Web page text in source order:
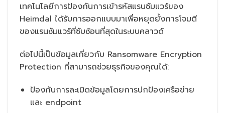
เทคโนโลยีการป้องกันการเข้ารหัสแรนซัมแวร์ของ
Heimdal ได้รับการออกแบบมาเพื่อหยุดยั้งการโจมตี
ของแรนซัมแวร์ที่ซับซ้อนที่สุดในระบบคลาวด์
ต่อไปนี้เป็นข้อมูลเกี่ยวกับ Ransomware Encryption
Protection ที่สามารถช่วยธุรกิจของคุณได้:
ป้องกันการละเมิดข้อมูลโดยการปกป้องเครือข่าย
และ endpoint